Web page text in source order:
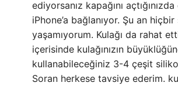
ediyorsanız kapağını
iPhone’a bağlanıyor. Şu an
yaşamıyorum. Kulağı da rahat
içerisinde kulağınızın
kullanabileceğiniz 3-4 çeşit
Soran herkese tavsiye ederim.